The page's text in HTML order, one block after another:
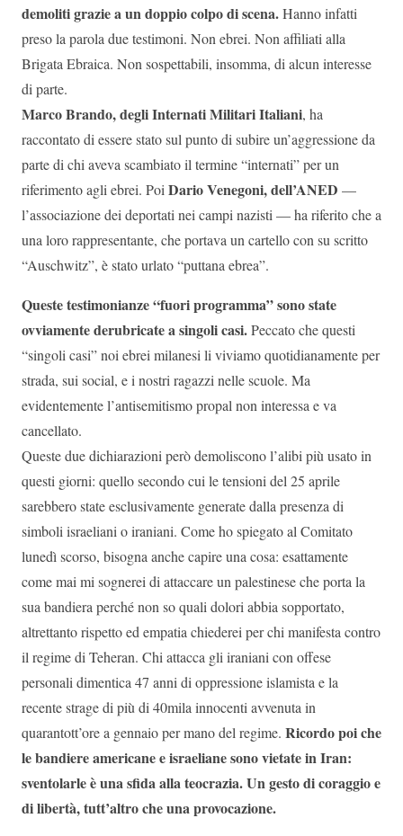
demoliti grazie a un doppio colpo di scena.Hanno infatti
preso la parola due testimoni. Non ebrei. Non affiliati alla
Brigata Ebraica. Non sospettabili, insomma, di alcun interesse
di parte.
Marco Brando, degli Internati Militari Italiani, ha
raccontato di essere stato sul punto di subire un’aggressione da
parte di chi aveva scambiato il termine “internati” per un
riferimento agli ebrei. Poi Dario Venegoni, dell’ANED —
l’associazione dei deportati nei campi nazisti — ha riferito che a
una loro rappresentante, che portava un cartello con su scritto
“Auschwitz”, è stato urlato “puttana ebrea”.
Queste testimonianze “fuori programma” sono state
ovviamente derubricate a singoli casi.Peccato che questi
“singoli casi” noi ebrei milanesi li viviamo quotidianamente per
strada, sui social, e i nostri ragazzi nelle scuole. Ma
evidentemente l’antisemitismo propal non interessa e va
cancellato.
Queste due dichiarazioni però demoliscono l’alibi più usato in
questi giorni: quello secondo cui le tensioni del 25 aprile
sarebbero state esclusivamente generate dalla presenza di
simboli israeliani o iraniani. Come ho spiegato al Comitato
lunedì scorso, bisogna anche capire una cosa: esattamente
come mai mi sognerei di attaccare un palestinese che porta la
sua bandiera perché non so quali dolori abbia sopportato,
altrettanto rispetto ed empatia chiederei per chi manifesta contro
il regime di Teheran. Chi attacca gli iraniani con offese
personali dimentica 47 anni di oppressione islamista e la
recente strage di più di 40mila innocenti avvenuta in
quarantott’ore a gennaio per mano del regime. Ricordo poi che
le bandiere americane e israeliane sono vietate in Iran:
sventolarle è una sfida alla teocrazia. Un gesto di coraggio e
di libertà, tutt’altro che una provocazione.